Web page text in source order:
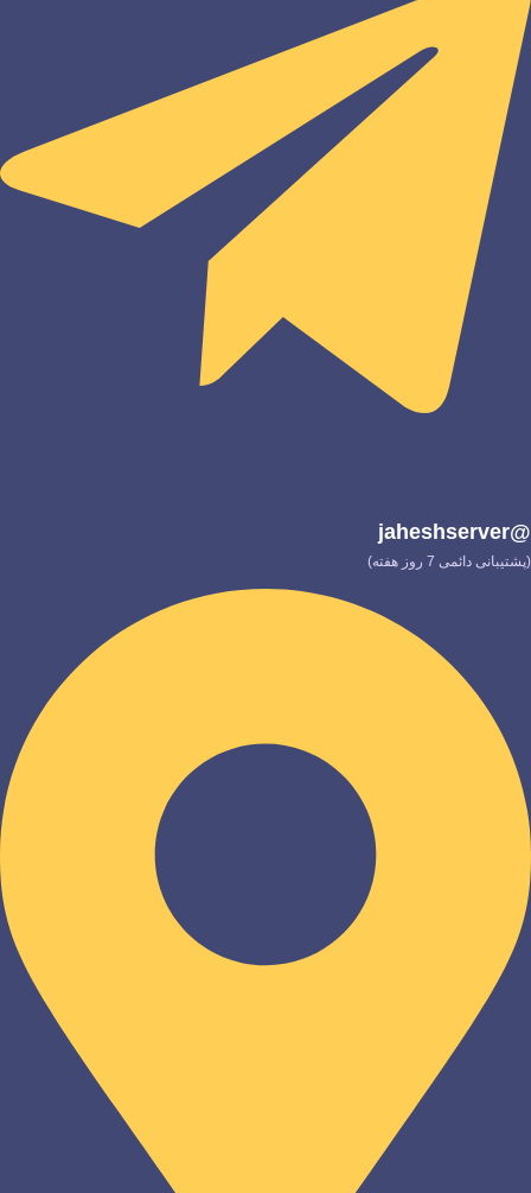
@jaheshserver
(پشتیبانی دائمی 7 روز هفته)